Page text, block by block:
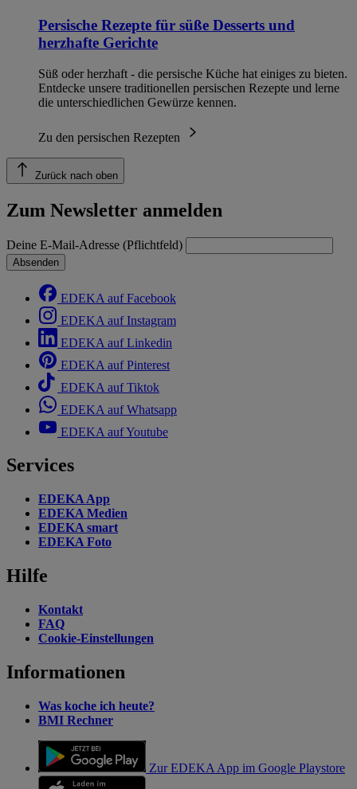
Persische Rezepte für süße Desserts und
herzhafte Gerichte
Süß oder herzhaft - die persische Küche hat einiges zu bieten.
Entdecke unsere traditionellen persischen Rezepte und lerne
die unterschiedlichen Gewürze kennen.
Zu den persischen Rezepten
Zurück nach oben
Zum Newsletter anmelden
Deine E-Mail-Adresse (Pflichtfeld)
Absenden
EDEKA auf Facebook
EDEKA auf Instagram
EDEKA auf Linkedin
EDEKA auf Pinterest
EDEKA auf Tiktok
EDEKA auf Whatsapp
EDEKA auf Youtube
Services
EDEKA App
EDEKA Medien
EDEKA smart
EDEKA Foto
Hilfe
Kontakt
FAQ
Cookie-Einstellungen
Informationen
Was koche ich heute?
BMI Rechner
Zur EDEKA App im Google Playstore